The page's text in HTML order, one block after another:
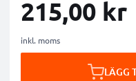
215,00 kr
inkl. moms
LÄGG